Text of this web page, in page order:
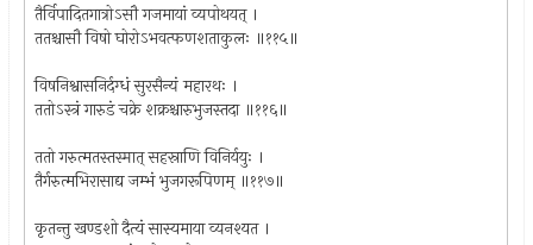
तैर्विपादितगात्रोऽसौ गजमायां व्यपोथयत् ।
ततश्चासौ विषो घोरोऽभवत्फणशताकुलः ॥११५॥
विषनिश्वासनिर्दग्धं सुरसैन्यं महारथः ।
ततोऽस्त्रं गारुडं चक्रे शक्रश्चारुभुजस्तदा ॥११६॥
ततो गरुत्मतस्तस्मात् सहस्राणि विनिर्ययुः ।
तैर्गरुत्मभिरासाद्य जम्भं भुजगरूपिणम् ॥११७॥
कृतन्तु खण्डशो दैत्यं सास्यमाया व्यनश्यत ।